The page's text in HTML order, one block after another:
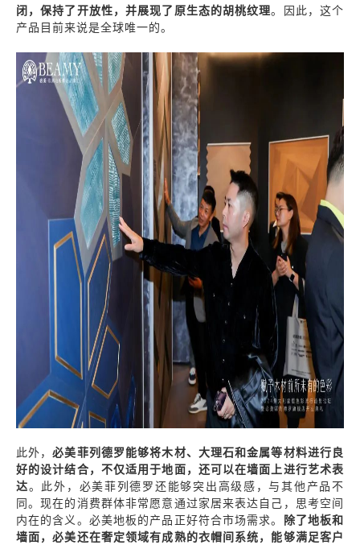
闭，保持了开放性，并展现了原生态的胡桃纹理。因此，这个
产品目前来说是全球唯一的。
此外，必美菲列德罗能够将木材、大理石和金属等材料进行良
好的设计结合，不仅适用于地面，还可以在墙面上进行艺术表
达。此外，必美菲列德罗还能够突出高级感，与其他产品不
同。现在的消费群体非常愿意通过家居来表达自己，思考空间
内在的含义。必美地板的产品正好符合市场需求。
除了地板和
墙面，必美还在奢定领域有成熟的衣帽间系统，能够满足客户